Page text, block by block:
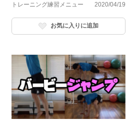
トレーニング練習メニュー
2020/04/19
お気に入りに追加